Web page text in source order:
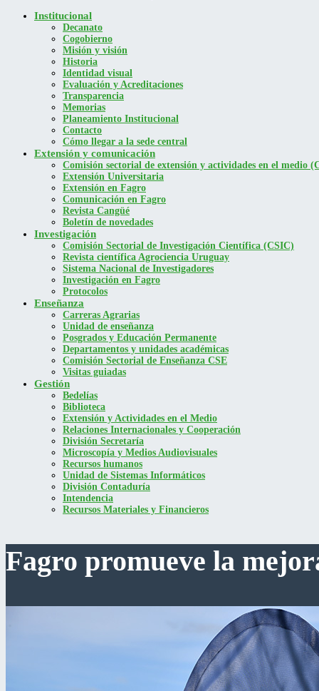
Institucional
Decanato
Cogobierno
Misión y visión
Historia
Identidad visual
Evaluación y Acreditaciones
Transparencia
Memorias
Planeamiento Institucional
Contacto
Cómo llegar a la sede central
Extensión y comunicación
Comisión sectorial de extensión y actividades en el medio
Extensión Universitaria
Extensión en Fagro
Comunicación en Fagro
Revista Cangüé
Boletín de novedades
Investigación
Comisión Sectorial de Investigación Científica (CSIC)
Revista científica Agrociencia Uruguay
Sistema Nacional de Investigadores
Investigación en Fagro
Protocolos
Enseñanza
Carreras Agrarias
Unidad de enseñanza
Posgrados y Educación Permanente
Departamentos y unidades académicas
Comisión Sectorial de Enseñanza CSE
Visitas guiadas
Gestión
Bedelías
Biblioteca
Extensión y Actividades en el Medio
Relaciones Internacionales y Cooperación
División Secretaría
Microscopía y Medios Audiovisuales
Recursos humanos
Unidad de Sistemas Informáticos
División Contaduría
Intendencia
Recursos Materiales y Financieros
Fagro promueve la